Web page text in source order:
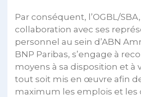
Par conséquent, l’OGBL/
collaboration avec ses
personnel au sein d’ABN
BNP Paribas, s’engage à
moyens à sa disposition et à
tout soit mis en œuvre afin
maximum les emplois et les